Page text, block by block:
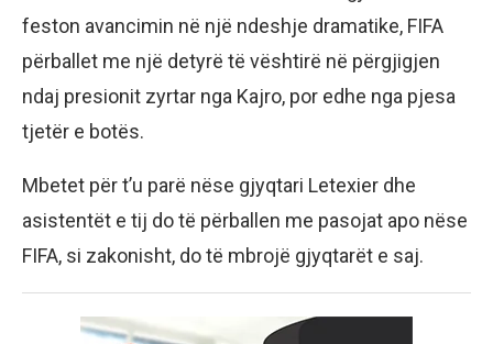
feston avancimin në një ndeshje dramatike, FIFA
përballet me një detyrë të vështirë në përgjigjen
ndaj presionit zyrtar nga Kajro, por edhe nga pjesa
tjetër e botës.
Mbetet për t’u parë nëse gjyqtari Letexier dhe
asistentët e tij do të përballen me pasojat apo nëse
FIFA, si zakonisht, do të mbrojë gjyqtarët e saj.